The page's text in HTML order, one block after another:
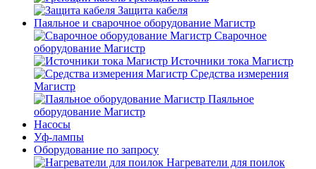
Защита кабеля
Паяльное и сварочное оборудование Магистр
Сварочное
оборудование Магистр
Источники тока Магистр
Средства измерения
Магистр
Паяльное
оборудование Магистр
Насосы
Уф-лампы
Оборудование по запросу
Нагреватели для поилок